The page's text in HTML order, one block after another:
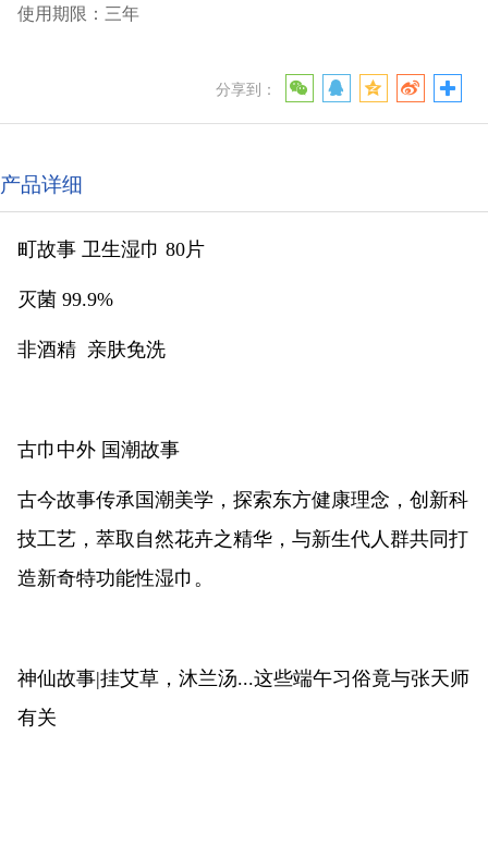
使用期限：三年
分享到：
产品详细
町故事 卫生湿巾 80片
灭菌 99.9%
非酒精 亲肤免洗
古巾中外 国潮故事
古今故事传承国潮美学，探索东方健康理念，创新科
技工艺，萃取自然花卉之精华，与新生代人群共同打
造新奇特功能性湿巾。
神仙故事|挂艾草，沐兰汤...这些端午习俗竟与张天师
有关